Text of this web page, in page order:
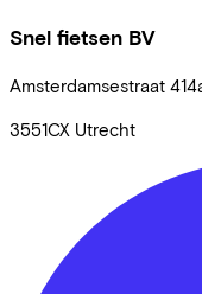
Snel fietsen BV
Amsterdamsestraat
3551CX Utrecht